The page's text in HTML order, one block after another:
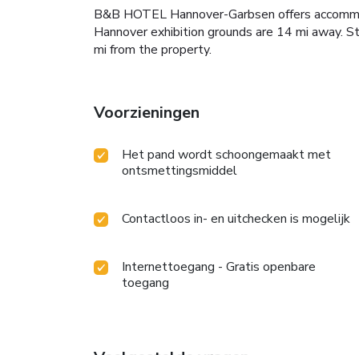
B&B HOTEL Hannover-Garbsen offers
Hannover exhibition grounds are 14 mi away.
mi from the property.
Voorzieningen
Het pand wordt schoongemaakt met
ontsmettingsmiddel
Contactloos in- en uitchecken is mogelijk
Internettoegang - Gratis openbare
toegang